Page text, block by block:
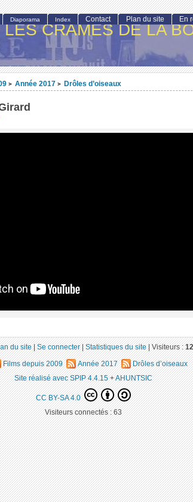
LES CRAMÉS DE LA
> Année 2017 > Drôles d’oiseaux
Diaporama Index Contact Plan du site En
du site|Se connecter|Statistiques du site|Visiteurs :
Films depuis 2009 Année 2017 Drôles d’oiseaux
Site réalisé avec SPIP 4.4.15+AHUNTSIC
CC BY-SA 4.0
Visiteurs connectés :63